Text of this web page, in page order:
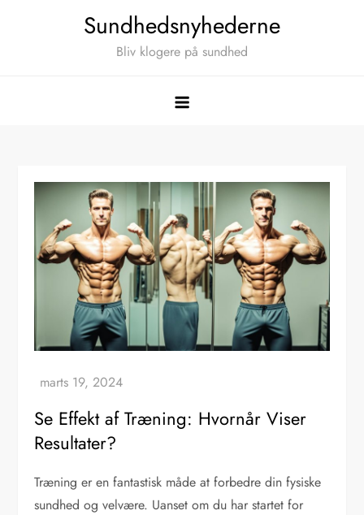
Sundhedsnyhederne
Bliv klogere på sundhed
Se Effekt af Træning: Hvornår Viser
Resultater?
Træning er en fantastisk måde at forbedre din fysiske
sundhed og velvære. Uanset om du har startet for